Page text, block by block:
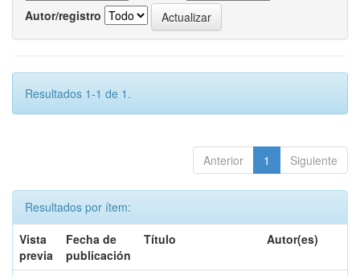
Autor/registro
Resultados 1-1 de 1.
Anterior 1 Siguiente
Resultados por ítem:
Vista
previa
Fecha de
publicación
Título Autor(es)